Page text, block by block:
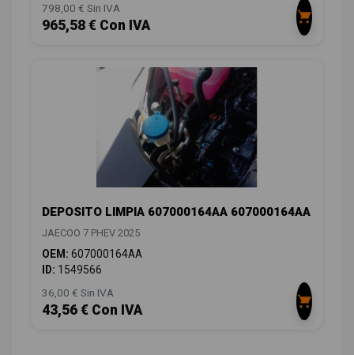
798,00 € Sin IVA
965,58 € Con IVA
DEPOSITO LIMPIA 607000164AA 607000164AA
JAECOO 7 PHEV 2025
OEM: 607000164AA
ID: 1549566
36,00 € Sin IVA
43,56 € Con IVA